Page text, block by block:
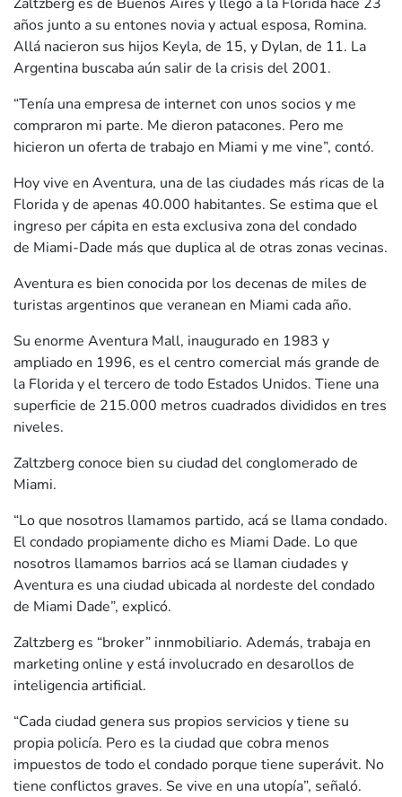
años junto a su entones novia y actual esposa, Romina.
Allá nacieron sus hijos Keyla, de 15, y Dylan, de 11. La
Argentina buscaba aún salir de la crisis del 2001.
“Tenía una empresa de internet con unos socios y me
compraron mi parte. Me dieron patacones. Pero me
hicieron un oferta de trabajo en Miami y me vine”, contó.
Hoy vive en Aventura, una de las ciudades más ricas de la
Florida y de apenas 40.000 habitantes. Se estima que el
ingreso per cápita en esta exclusiva zona del condado
de Miami-Dade más que duplica al de otras zonas vecinas.
Aventura es bien conocida por los decenas de miles de
turistas argentinos que veranean en Miami cada año.
Su enorme Aventura Mall, inaugurado en 1983 y
ampliado en 1996, es el centro comercial más grande de
la Florida y el tercero de todo Estados Unidos. Tiene una
superficie de 215.000 metros cuadrados divididos en tres
niveles.
Zaltzberg conoce bien su ciudad del conglomerado de
Miami.
“Lo que nosotros llamamos partido, acá se llama condado.
El condado propiamente dicho es Miami Dade. Lo que
nosotros llamamos barrios acá se llaman ciudades y
Aventura es una ciudad ubicada al nordeste del condado
de Miami Dade”, explicó.
Zaltzberg es “broker” innmobiliario. Además, trabaja en
marketing online y está involucrado en desarollos de
inteligencia artificial.
“Cada ciudad genera sus propios servicios y tiene su
propia policía. Pero es la ciudad que cobra menos
impuestos de todo el condado porque tiene superávit. No
tiene conflictos graves. Se vive en una utopía”, señaló.